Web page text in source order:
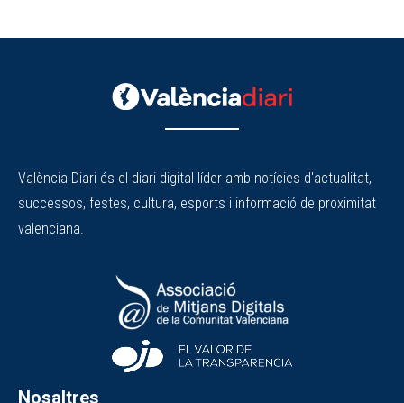
València Diari és el diari digital líder amb notícies d'actualitat,
successos, festes, cultura, esports i informació de proximitat
valenciana.
Nosaltres